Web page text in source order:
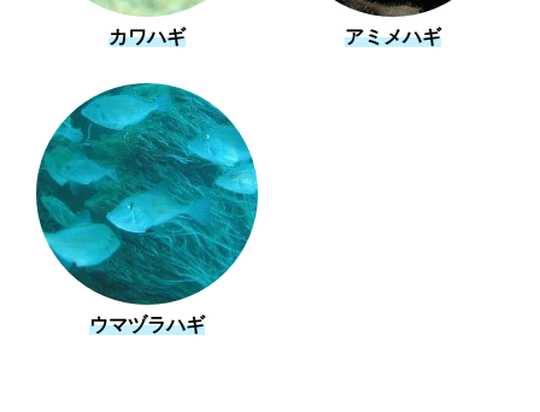
カワハギ アミメハギ
ウマヅラハギ